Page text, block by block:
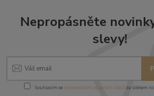
Nepropásněte
slevy!
Souhlasím se zpracováním osobních údajůza účelem